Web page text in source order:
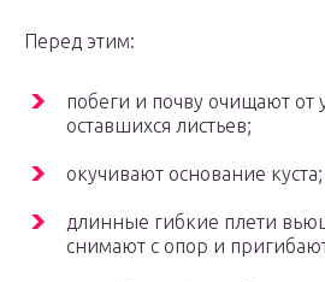
Перед этим:
побеги и почву очищают от
оставшихся листьев;
окучивают основание куста;
длинные гибкие плети
снимают с опор и